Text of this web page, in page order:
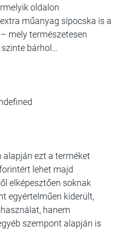
oldalon
műanyag sípocska is a
mely természetesen
bárhol…
alapján ezt a terméket
lehet majd
elképesztően soknak
egyértelműen kiderült,
hanem
szempont alapján is